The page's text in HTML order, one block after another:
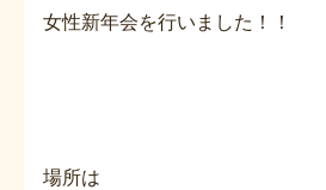
女性新年会を行いました！！
場所は